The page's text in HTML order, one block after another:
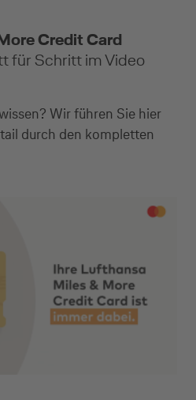
Credit Card
für Schritt im Video
Wir führen Sie hier
durch den kompletten